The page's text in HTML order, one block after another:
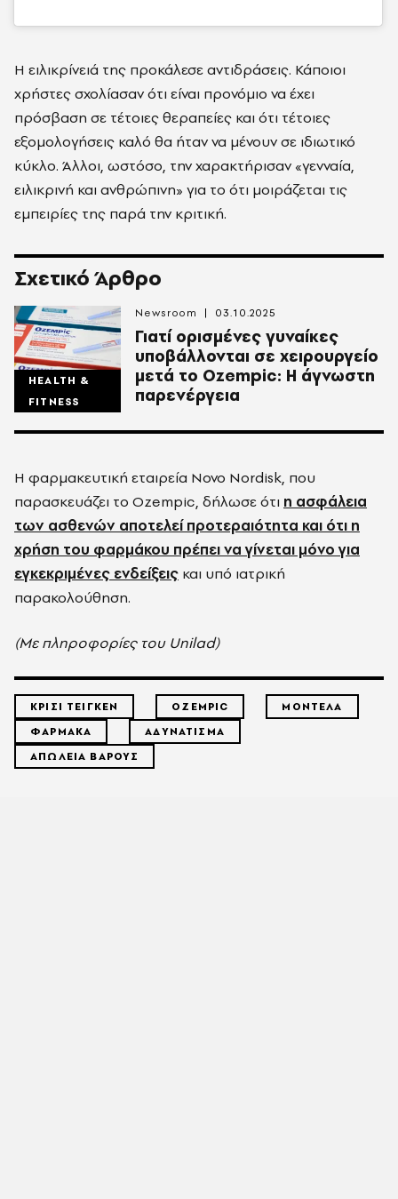
Η ειλικρίνειά της προκάλεσε αντιδράσεις. Κάποιοι
χρήστες σχολίασαν ότι είναι προνόμιο να έχει
πρόσβαση σε τέτοιες θεραπείες και ότι τέτοιες
εξομολογήσεις καλό θα ήταν να μένουν σε ιδιωτικό
κύκλο. Άλλοι, ωστόσο, την χαρακτήρισαν «γενναία,
ειλικρινή και ανθρώπινη» για το ότι μοιράζεται τις
εμπειρίες της παρά την κριτική.
Σχετικό Άρθρο
HEALTH &
FITNESS
Γιατί ορισμένες γυναίκες
υποβάλλονται σε χειρουργείο
μετά το Ozempic: Η άγνωστη
παρενέργεια
Newsroom 03.10.2025
Η φαρμακευτική εταιρεία Novo Nordisk, που
παρασκευάζει το Ozempic, δήλωσε ότι η ασφάλεια
των ασθενών αποτελεί προτεραιότητα και ότι η
χρήση του φαρμάκου πρέπει να γίνεται μόνο για
εγκεκριμένες ενδείξεις και υπό ιατρική
παρακολούθηση.
(Με πληροφορίες του Unilad)
ΚΡΙΣΙ ΤΕΙΓΚΕΝ OZEMPIC
ΜΟΝΤΕΛΑ
ΦΑΡΜΑΚΑ
ΑΔΥΝΑΤΙΣΜΑ
ΑΠΩΛΕΙΑ ΒΑΡΟΥΣ